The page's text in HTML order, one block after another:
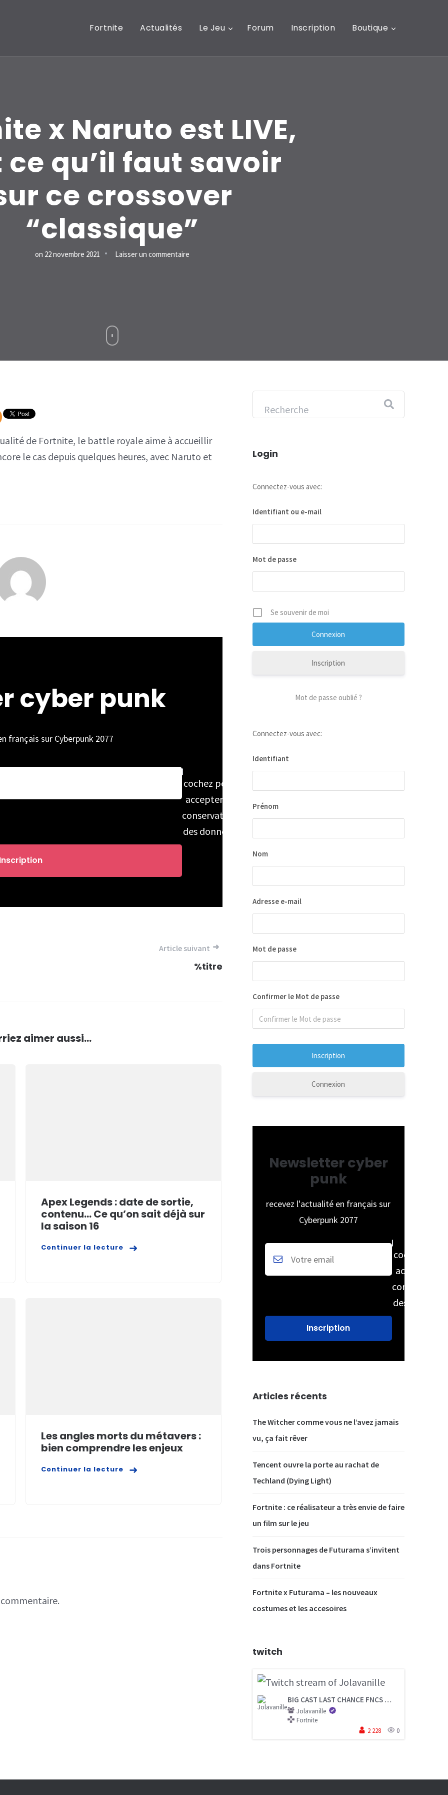
Fortnite Actualités Le Jeu Forum Inscription Boutique
x Naruto est LIVE,
qu’il faut savoir
ce crossover
“classique”
on 22 novembre 2021 Laisser un commentairesur
ce
crossover
de Fortnite, le battle royale aime à accueillir
le cas depuis quelques heures, avec Naruto et
cyber punk
français sur Cyberpunk 2077
cochez pour
accepter la
conservation
des données
Article suivant
%titre
aimer aussi...
Apex Legends : date de sortie,
contenu… Ce qu’on sait déjà sur
la saison 16
Continuer la lecture
Les angles morts du métavers :
bien comprendre les enjeux
Continuer la lecture
Login
Connectez-vous avec:
Identifiant ou e-mail
Mot de passe
Se souvenir de moi
Inscription
Mot de passe oublié ?
Connectez-vous avec:
Identifiant
Prénom
Nom
Adresse e-mail
Mot de passe
Confirmer le Mot de passe
Connexion
Newsletter cyber
punk
recevez l'actualité en français sur
Cyberpunk 2077
cochez pour
accepter la
conservation
des données
Articles récents
The Witcher comme vous ne l’avez jamais
vu, ça fait rêver
Tencent ouvre la porte au rachat de
Techland (Dying Light)
Fortnite : ce réalisateur a très envie de faire
un film sur le jeu
Trois personnages de Futurama s’invitent
dans Fortnite
Fortnite x Futurama – les nouveaux
costumes et les accesoires
twitch
BIG CAST LAST CHANCE FNCS
Jolavanille
Fortnite
2 228
0